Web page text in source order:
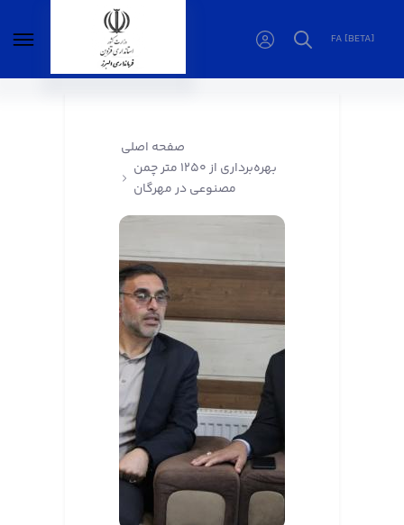
FA [BETA]
صفحه اصلی
بهره‌برداری از ۱۲۵۰ متر چمن
مصنوعی در مهرگان